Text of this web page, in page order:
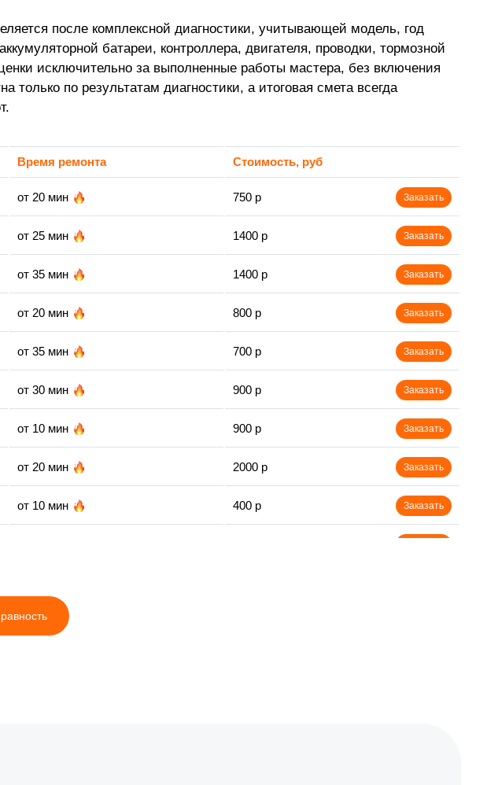
после комплексной диагностики, учитывающей модель, год
батареи, контроллера, двигателя, проводки, тормозной
исключительно за выполненные работы мастера, без включения
только по результатам диагностики, а итоговая смета всегда
Время ремонта Стоимость, руб
от 20 мин 750 р Заказать
от 25 мин 1400 р Заказать
от 35 мин 1400 р Заказать
от 20 мин 800 р Заказать
от 35 мин 700 р Заказать
от 30 мин 900 р Заказать
от 10 мин 900 р Заказать
от 20 мин 2000 р Заказать
от 10 мин 400 р Заказать
от 15 мин